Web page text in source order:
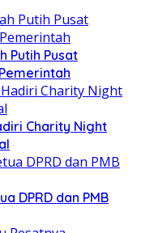
Putih Pusat
Charity Night
DPRD dan PMB